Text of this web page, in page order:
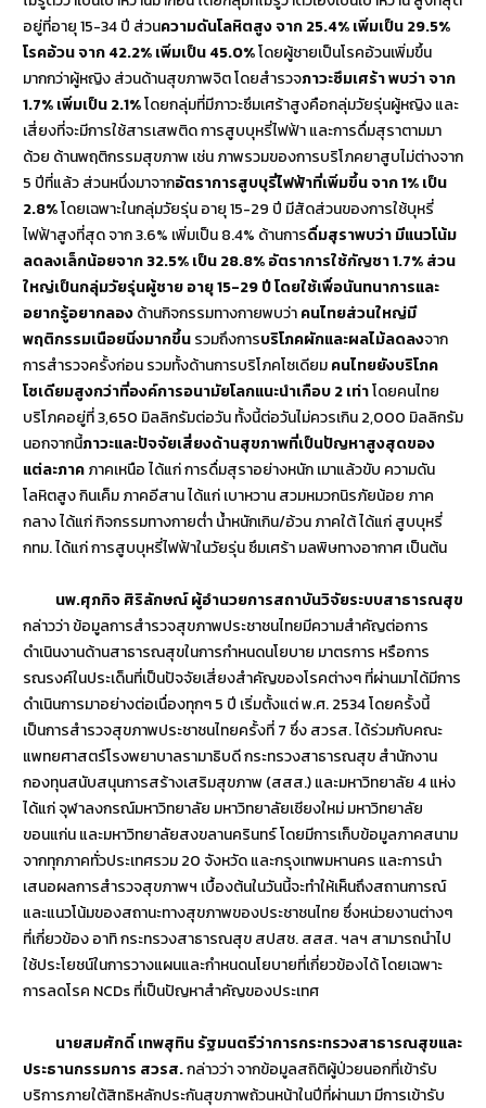
อยู่ที่อายุ 15-34 ปี ส่วนความดันโลหิตสูง จาก 25.4% เพิ่มเป็น 29.5%
โรคอ้วน จาก 42.2% เพิ่มเป็น 45.0%โดยผู้ชายเป็นโรคอ้วนเพิ่มขึ้น
มากกว่าผู้หญิง ส่วนด้านสุขภาพจิต โดยสำรวจภาวะซึมเศร้า พบว่า จาก
1.7% เพิ่มเป็น 2.1%โดยกลุ่มที่มีภาวะซึมเศร้าสูงคือกลุ่มวัยรุ่นผู้หญิง และ
เสี่ยงที่จะมีการใช้สารเสพติด การสูบบุหรี่ไฟฟ้า และการดื่มสุราตามมา
ด้วย ด้านพฤติกรรมสุขภาพ เช่น ภาพรวมของการบริโภคยาสูบไม่ต่างจาก
5 ปีที่แล้ว ส่วนหนึ่งมาจากอัตราการสูบบุรี่ไฟฟ้าที่เพิ่มขึ้น จาก 1% เป็น
2.8%โดยเฉพาะในกลุ่มวัยรุ่น อายุ 15-29 ปี มีสัดส่วนของการใช้บุหรี่
ไฟฟ้าสูงที่สุด จาก 3.6% เพิ่มเป็น 8.4% ด้านการดื่มสุราพบว่า มีแนวโน้ม
ลดลงเล็กน้อยจาก 32.5% เป็น 28.8% อัตราการใช้กัญชา 1.7% ส่วน
ใหญ่เป็นกลุ่มวัยรุ่นผู้ชาย อายุ15-29 ปี โดยใช้เพื่อนันทนาการและ
อยากรู้อยากลองด้านกิจกรรมทางกายพบว่าคนไทยส่วนใหญ่มี
พฤติกรรมเนือยนิ่งมากขึ้นรวมถึงการบริโภคผักและผลไม้ลดลงจาก
การสำรวจครั้งก่อน รวมทั้งด้านการบริโภคโซเดียมคนไทยยังบริโภค
โซเดียมสูงกว่าที่องค์การอนามัยโลกแนะนำเกือบ 2 เท่าโดยคนไทย
บริโภคอยู่ที่ 3,650 มิลลิกรัมต่อวัน ทั้งนี้ต่อวันไม่ควรเกิน 2,000 มิลลิกรัม
นอกจากนี้ภาวะและปัจจัยเสี่ยงด้านสุขภาพที่เป็นปัญหาสูงสุดของ
แต่ละภาคภาคเหนือ ได้แก่ การดื่มสุราอย่างหนัก เมาแล้วขับ ความดัน
โลหิตสูง กินเค็ม ภาคอีสาน ได้แก่ เบาหวาน สวมหมวกนิรภัยน้อย ภาค
กลาง ได้แก่ กิจกรรมทางกายต่ำ น้ำหนักเกิน/อ้วน ภาคใต้ ได้แก่ สูบบุหรี่
กทม. ได้แก่ การสูบบุหรี่ไฟฟ้าในวัยรุ่น ซึมเศร้า มลพิษทางอากาศ เป็นต้น
นพ.ศุภกิจ ศิริลักษณ์ ผู้อำนวยการสถาบันวิจัยระบบสาธารณสุข
กล่าวว่า ข้อมูลการสำรวจสุขภาพประชาชนไทยมีความสำคัญต่อการ
ดำเนินงานด้านสาธารณสุขในการกำหนดนโยบาย มาตรการ หรือการ
รณรงค์ในประเด็นที่เป็นปัจจัยเสี่ยงสำคัญของโรคต่างๆ ที่ผ่านมาได้มีการ
ดำเนินการมาอย่างต่อเนื่องทุกๆ 5 ปี เริ่มตั้งแต่ พ.ศ. 2534 โดยครั้งนี้
เป็นการสำรวจสุขภาพประชาชนไทยครั้งที่ 7 ซึ่ง สวรส. ได้ร่วมกับคณะ
แพทยศาสตร์โรงพยาบาลรามาธิบดี กระทรวงสาธารณสุข สำนักงาน
กองทุนสนับสนุนการสร้างเสริมสุขภาพ (สสส.) และมหาวิทยาลัย 4 แห่ง
ได้แก่ จุฬาลงกรณ์มหาวิทยาลัย มหาวิทยาลัยเชียงใหม่ มหาวิทยาลัย
ขอนแก่น และมหาวิทยาลัยสงขลานครินทร์ โดยมีการเก็บข้อมูลภาคสนาม
จากทุกภาคทั่วประเทศรวม 20 จังหวัด และกรุงเทพมหานคร และการนำ
เสนอผลการสำรวจสุขภาพฯ เบื้องต้นในวันนี้จะทำให้เห็นถึงสถานการณ์
และแนวโน้มของสถานะทางสุขภาพของประชาชนไทย ซึ่งหน่วยงานต่างๆ
ที่เกี่ยวข้อง อาทิ กระทรวงสาธารณสุข สปสช. สสส. ฯลฯ สามารถนำไป
ใช้ประโยชน์ในการวางแผนและกำหนดนโยบายที่เกี่ยวข้องได้ โดยเฉพาะ
การลดโรค NCDs ที่เป็นปัญหาสำคัญของประเทศ
นายสมศักดิ์ เทพสุทิน รัฐมนตรีว่าการกระทรวงสาธารณสุขและ
ประธานกรรมการ สวรส.กล่าวว่า จากข้อมูลสถิติผู้ป่วยนอกที่เข้ารับ
บริการภายใต้สิทธิหลักประกันสุขภาพถ้วนหน้าในปีที่ผ่านมา มีการเข้ารับ